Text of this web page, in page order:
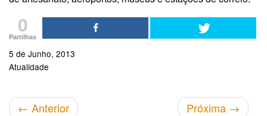
0
Partilhas
5 de Junho, 2013
Atualidade
← Anterior Próxima →